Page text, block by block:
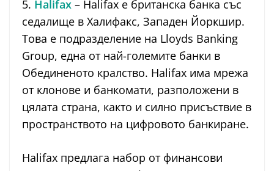
5. Halifax – Halifax е британска банка със
седалище в Халифакс, Западен Йоркшир.
Това е подразделение на Lloyds Banking
Group, една от най-големите банки в
Обединеното кралство. Halifax има мрежа
от клонове и банкомати, разположени в
цялата страна, както и силно присъствие в
пространството на цифровото банкиране.
Halifax предлага набор от финансови